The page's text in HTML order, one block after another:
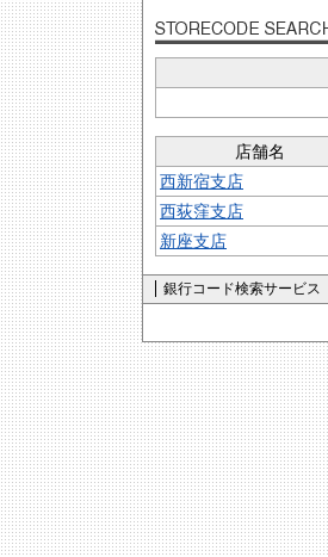
店舗名
西新宿支店
西荻窪支店
新座支店
銀行コード検索サービス